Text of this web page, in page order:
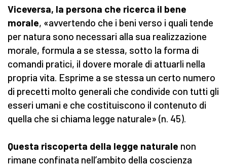
Viceversa, la persona che ricerca il bene
morale, «avvertendo che i beni verso i quali tende
per natura sono necessari alla sua realizzazione
morale, formula a se stessa, sotto la forma di
comandi pratici, il dovere morale di attuarli nella
propria vita. Esprime a se stessa un certo numero
di precetti molto generali che condivide con tutti gli
esseri umani e che costituiscono il contenuto di
quella che si chiama legge naturale» (n. 45).
Questa riscoperta della legge naturale non
rimane confinata nell’ambito della coscienza